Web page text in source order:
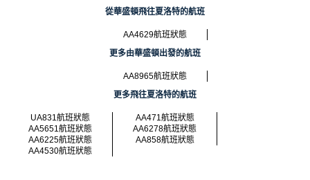
從華盛頓飛往夏洛特的航班
AA4629航班狀態
更多由華盛頓出發的航班
AA8965航班狀態
更多飛往夏洛特的航班
UA831航班狀態
AA471航班狀態
AA5651航班狀態
AA6278航班狀態
AA6225航班狀態
AA858航班狀態
AA4530航班狀態